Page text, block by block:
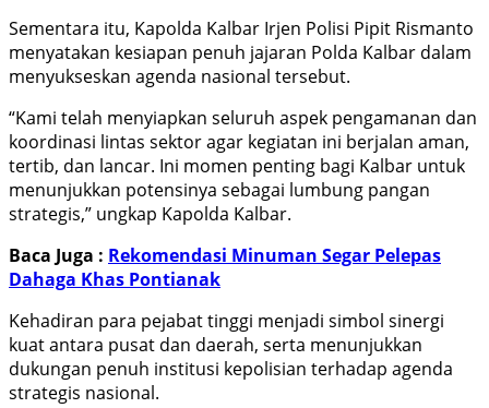
Sementara itu, Kapolda Kalbar Irjen Polisi Pipit Rismanto
menyatakan kesiapan penuh jajaran Polda Kalbar dalam
menyukseskan agenda nasional tersebut.
“Kami telah menyiapkan seluruh aspek pengamanan dan
koordinasi lintas sektor agar kegiatan ini berjalan aman,
tertib, dan lancar. Ini momen penting bagi Kalbar untuk
menunjukkan potensinya sebagai lumbung pangan
strategis,” ungkap Kapolda Kalbar.
Baca Juga : Rekomendasi Minuman Segar Pelepas
Dahaga Khas Pontianak
Kehadiran para pejabat tinggi menjadi simbol sinergi
kuat antara pusat dan daerah, serta menunjukkan
dukungan penuh institusi kepolisian terhadap agenda
strategis nasional.